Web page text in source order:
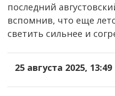
последний
вспомнив, что еще
светить сильнее и
25 августа 2025, 13:49